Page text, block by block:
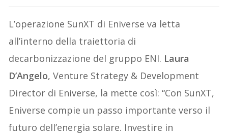
L’operazione SunXT di Eniverse va letta
all’interno della traiettoria di
decarbonizzazione del gruppo ENI. Laura
D’Angelo, Venture Strategy & Development
Director di Eniverse, la mette così: “Con SunXT,
Eniverse compie un passo importante verso il
futuro dell’energia solare. Investire in